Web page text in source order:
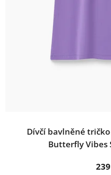
Dívčí bavlněné
Butterfly Vibes